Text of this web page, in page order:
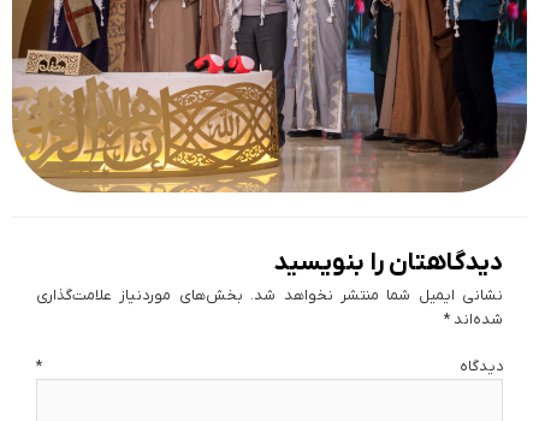
دیدگاهتان را بنویسید
نشانی ایمیل شما منتشر نخواهد شد.
بخش‌های موردنیاز علامت‌گذاری
شده‌اند*
دیدگاه